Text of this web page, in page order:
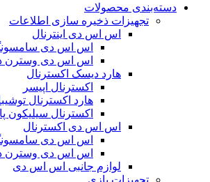
دسته‌بندی محصولات
تجهیزات ذخیره سازی اطلاعات
اس اس دی اینترنال
اس اس دی
اس اس دی وسترن
هارد دیسک اکسترنال
اکسترنال اپیسر
هارد اکسترنال
اکسترنال سیلیکون
اس اس دی اکسترنال
اس اس دی
اس اس دی وسترن
لوازم جانبی اس اس دی
تجهیزات بازی